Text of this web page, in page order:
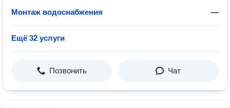
Монтаж водоснабжения —
Ещё 32 услуги
Позвонить Чат